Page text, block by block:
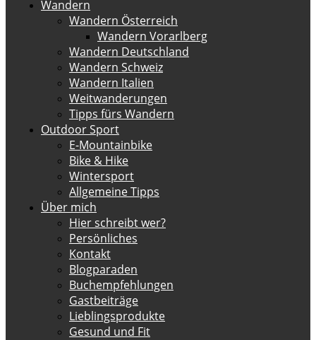
Wandern
Wandern Österreich
Wandern Vorarlberg
Wandern Deutschland
Wandern Schweiz
Wandern Italien
Weitwanderungen
Tipps fürs Wandern
Outdoor Sport
E-Mountainbike
Bike & Hike
Wintersport
Allgemeine Tipps
Über mich
Hier schreibt wer?
Persönliches
Kontakt
Blogparaden
Buchempfehlungen
Gastbeiträge
Lieblingsprodukte
Gesund und Fit